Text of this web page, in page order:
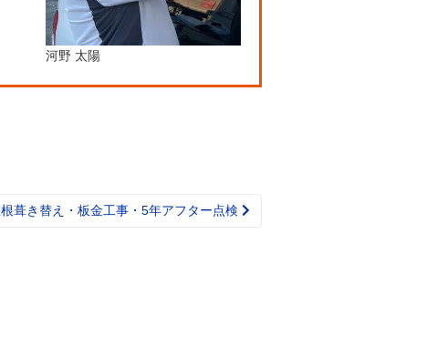
河野 太陽
葺き替え・板金工事・5年アフター点検